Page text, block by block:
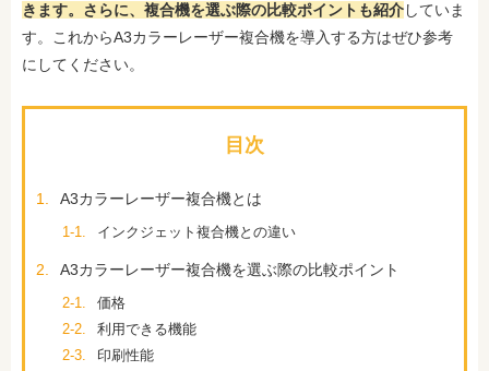
きます。さらに、複合機を選ぶ際の比較ポイントも紹介していま
す。これからA3カラーレーザー複合機を導入する方はぜひ参考
にしてください。
目次
1. A3カラーレーザー複合機とは
1-1. インクジェット複合機との違い
2. A3カラーレーザー複合機を選ぶ際の比較ポイント
2-1.
価格
2-2.
利用できる機能
2-3.
印刷性能